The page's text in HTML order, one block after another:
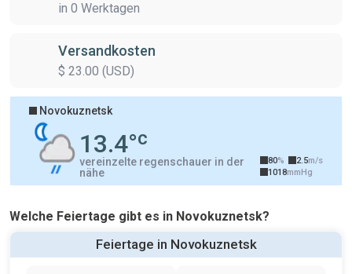
in 0 Werktagen
Versandkosten
$ 23.00 (USD)
Novokuznetsk
13.4°c
vereinzelte regenschauer in der
nähe
80% 2.5m/s
1018mmHg
Welche Feiertage gibt es in Novokuznetsk?
Feiertage in Novokuznetsk